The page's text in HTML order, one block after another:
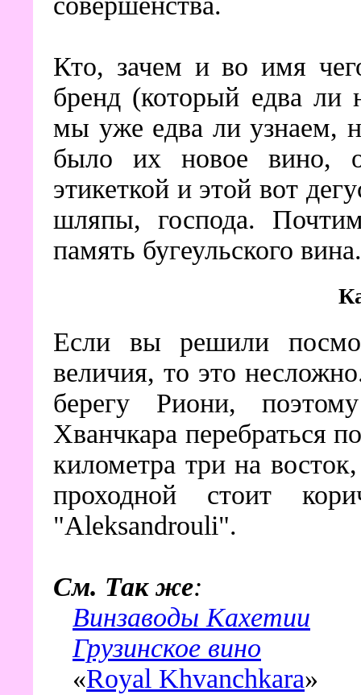
Кто, зачем и во имя
бренд (который едва
мы уже едва ли узнаем,
было их новое вино,
этикеткой и этой вот
шляпы, господа.
память бугеульского
Если вы решили
величия, то это
берегу Риони,
Хванчкара перебраться
километра три на
проходной стоит
"Aleksandrouli".
См. Так же:
Винзаводы Кахетии
Грузинское вино
«Royal Khvanchkara»